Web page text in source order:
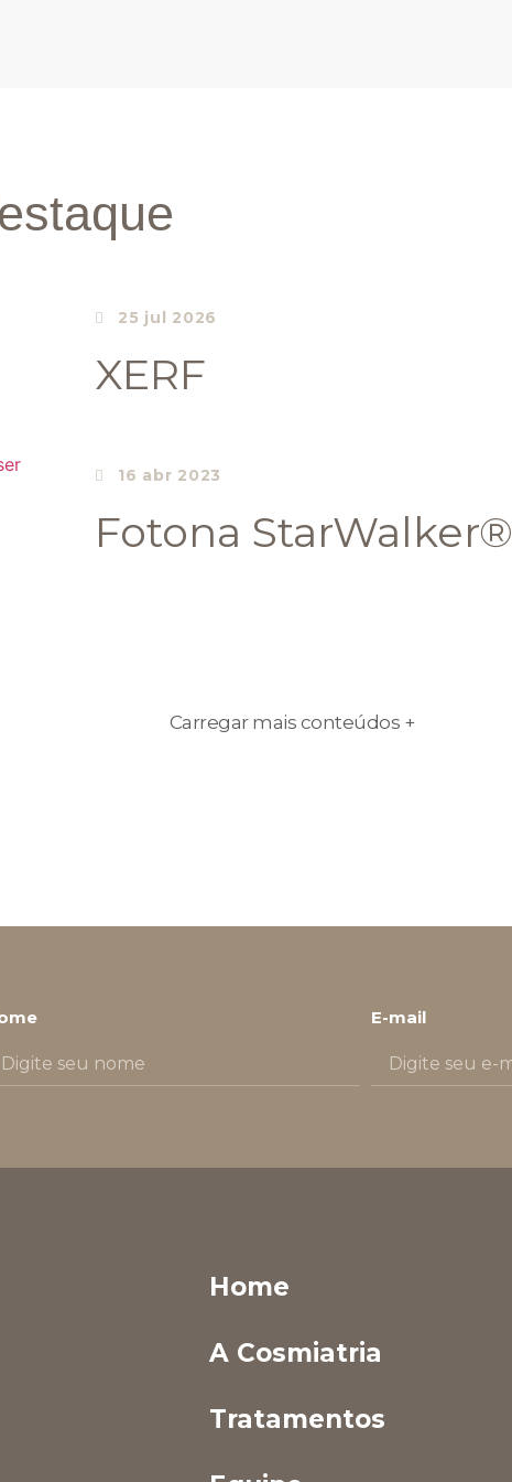
25 jul 2026
XERF
16 abr 2023
Fotona StarWalker®
Carregar mais conteúdos +
E-mail
Home
A Cosmiatria
Tratamentos